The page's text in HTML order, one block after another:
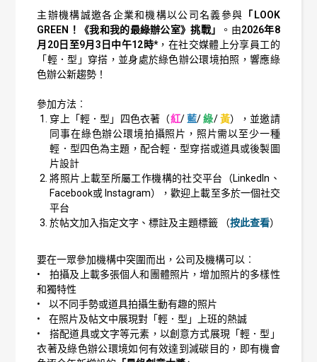
主辦機構誠邀各企業和機構以公司名義參與 「LOOK
GREEN！《我和我的最綠辦公室》挑戰」
。由2026年8
月20日至9月3日中午12時*，在社交媒體上分享員工的
「輕．型」穿搭，並身處於綠色辦公環境拍照，響應綠
色辦公新趨勢！
參加方法︰
穿上「輕．型」四色衣著（紅/藍/綠/黃），並邀請
同事在綠色辦公環境拍攝照片，照片需以至少一種
輕．型四色為主題，配合輕．型穿搭或道具或後製圖
片設計
將照片上載至所屬工作機構的社交平台（LinkedIn、
Facebook或 Instagram），歡迎上載至多於一個社交
平台
於帖文加入指定文字、標註及主題標籤 （按此查看）
要在一眾參加機構中突圍而出，公司及機構可以︰
• 拍攝及上載多張個人和團體照片，增加照片的多樣性
和獨特性
• 以不同手勢或道具拍攝生動有趣的照片
• 在照片及帖文中展現對「輕．型」上班的熱誠
• 搭配道具或文字等元素，以創意方式展現「輕．型」
衣著及綠色辦公環境如何有效達到減碳目的，即有機會